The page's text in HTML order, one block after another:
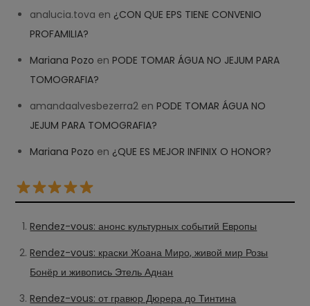
analucia.tova en ¿CON QUE EPS TIENE CONVENIO
PROFAMILIA?
Mariana Pozo enPODE TOMAR ÁGUA NO JEJUM PARA
TOMOGRAFIA?
amandaalvesbezerra2 enPODE TOMAR ÁGUA NO
JEJUM PARA TOMOGRAFIA?
Mariana Pozo en ¿QUE ES MEJOR INFINIX O HONOR?
Rendez-vous: анонс культурных событий Европы
Rendez-vous: краски Жоана Миро, живой мир Розы
Бонёр и живопись Этель Аднан
Rendez-vous: от гравюр Дюрера до Тинтина